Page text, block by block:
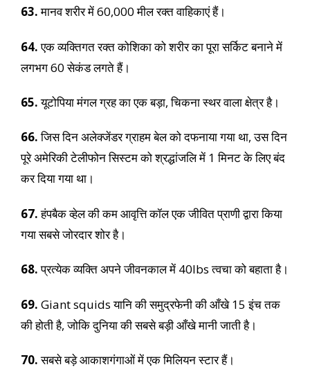
63.मानव शरीर में 60,000 मील रक्त वाहिकाएं हैं।
64.एक व्यक्तिगत रक्त कोशिका को शरीर का पूरा सर्किट बनाने में
लगभग 60 सेकंड लगते हैं।
65.यूटोपिया मंगल ग्रह का एक बड़ा, चिकना स्थर वाला क्षेत्र है।
66.जिस दिन अलेक्जेंडर ग्राहम बेल को दफनाया गया था, उस दिन
पूरे अमेरिकी टेलीफोन सिस्टम को श्रद्धांजलि में 1 मिनट के लिए बंद
कर दिया गया था।
67.हंपबैक व्हेल की कम आवृत्ति कॉल एक जीवित प्राणी द्वारा किया
गया सबसे जोरदार शोर है।
68.प्रत्येक व्यक्ति अपने जीवनकाल में 40lbs त्वचा को बहाता है।
69. Giant squids यानि की समुद्रफेनी की आँखे 15 इंच तक
की होती है, जोकि दुनिया की सबसे बड़ी आँखे मानी जाती है।
70.सबसे बड़े आकाशगंगाओं में एक मिलियन स्टार हैं।